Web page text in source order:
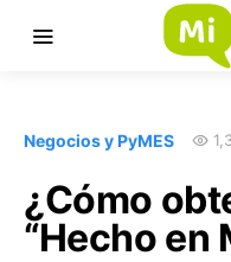
Negocios y PyMES
¿Cómo
“Hecho en